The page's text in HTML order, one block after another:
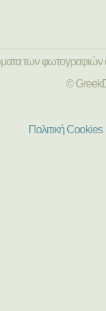
των φωτογραφιών
©
Πολιτική Cookies